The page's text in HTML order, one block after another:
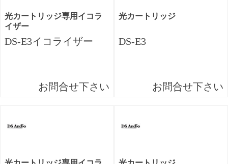
光カートリッジ専用イコラ
イザー
DS-E3イコライザー
お問合せ下さい
光カートリッジ
DS-E3
お問合せ下さい